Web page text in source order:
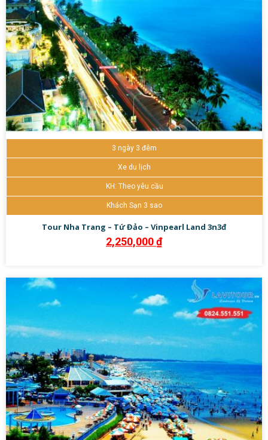
3 ngày 3 đêm
Xe du lịch
KH: Theo yêu cầu
Khách Sạn 3 sao
Tour Nha Trang – Tứ Đảo – Vinpearl Land 3n3đ
2,250,000₫